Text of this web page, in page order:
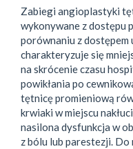
Zabiegi angioplastyki
wykonywane z dostępu
porównaniu z
charakteryzuje się
na skrócenie czasu
powikłania po
tętnicę promieniową
krwiaki w miejscu
nasilona dysfunkcja w
z bólu lub parestezji. Do